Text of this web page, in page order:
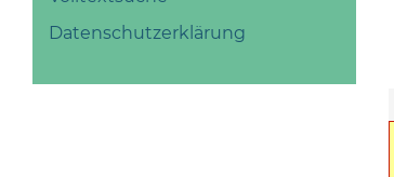
Datenschutzerklärung